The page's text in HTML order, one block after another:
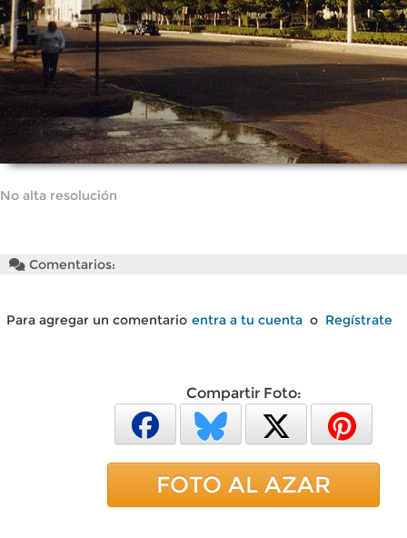
No alta resolución
Comentarios:
Para agregar un comentario entra a tu cuenta o Regístrate
Compartir Foto:
FOTO AL AZAR